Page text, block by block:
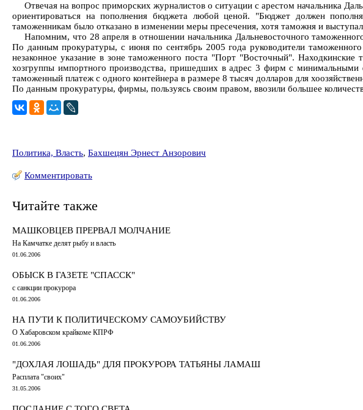
Отвечая на вопрос приморских журналистов о ситуации с арестом начальника
ориентироваться на пополнения бюджета любой ценой. "Бюджет должен
таможенникам было отказано в изменении меры пресечения, хотя таможня и
Напомним, что 28 апреля в отношении начальника Дальневосточного
По данным прокуратуры, с июня по сентябрь 2005 года руководители
незаконное указание в зоне таможенного поста "Порт "Восточный".
хозгруппы импортного производства, пришедших в адрес 3 фирм с
таможенный платеж с одного контейнера в размере 8 тысяч долларов для
По данным прокуратуры, фирмы, пользуясь своим правом, ввозили большее
Политика, Власть, Бахшецян Эрнест Анзорович
Комментировать
Читайте также
МАШКОВЦЕВ ПРЕРВАЛ МОЛЧАНИЕ
На Камчатке делят рыбу и власть
01.06.2006
ОБЫСК В ГАЗЕТЕ "СПАССК"
с санкции прокурора
01.06.2006
НА ПУТИ К ПОЛИТИЧЕСКОМУ САМОУБИЙСТВУ
О Хабаровском крайкоме КПРФ
01.06.2006
"ДОХЛАЯ ЛОШАДЬ" ДЛЯ ПРОКУРОРА ТАТЬЯНЫ ЛАМАШ
Расплата "своих"
31.05.2006